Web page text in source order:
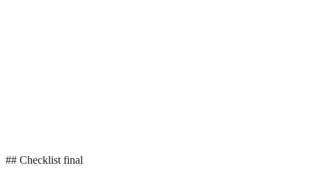
## Checklist final